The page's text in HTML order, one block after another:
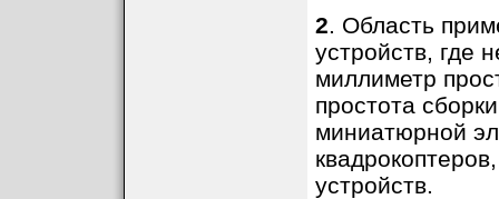
2. Область
устройств, где
миллиметр
простота
миниатюрной
устройств.